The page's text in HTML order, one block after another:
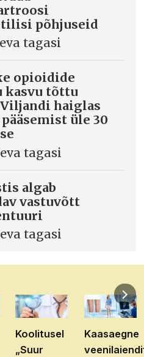
põhjuseid
tagasi
opioidide
kasvu tõttu
haiglas
üle 30
tagasi
algab
vastuvõtt
tagasi
Koolitusel
„Suur
Kaasaegne